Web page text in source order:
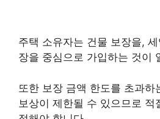
주택 소유자는 건물 보장을,
장을 중심으로 가입하는 것이
또한 보장 금액 한도를 초과하
보상이 제한될 수 있으므로 적